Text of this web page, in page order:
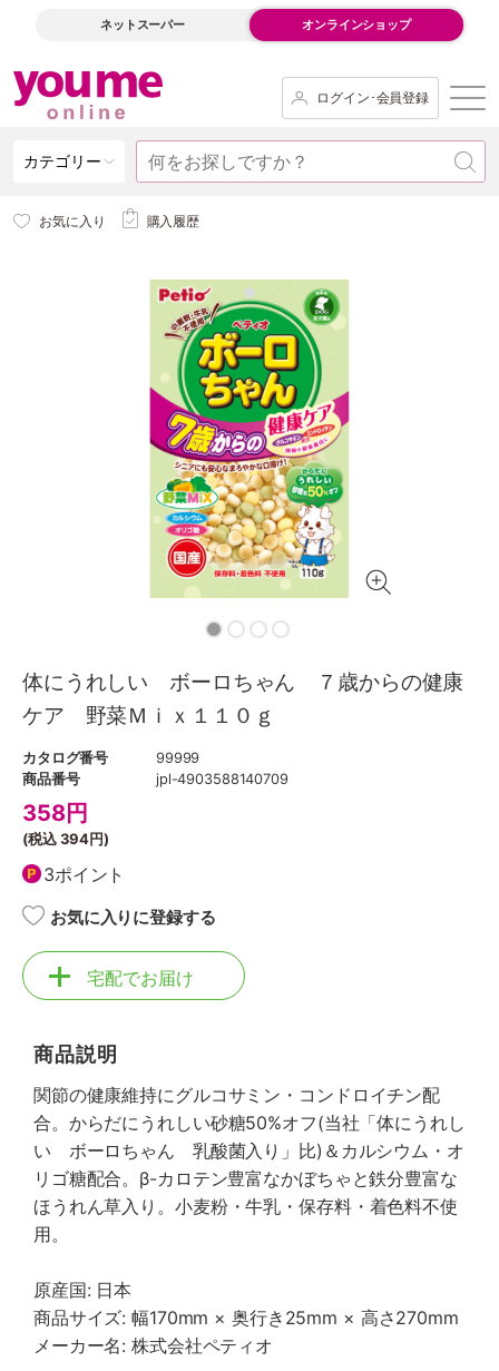
ネットスーパー オンラインショップ
ログイン･会員登録
カテゴリー
お気に入り 購入履歴
体にうれしい ボーロちゃん ７歳からの健康
ケア 野菜Ｍｉｘ１１０ｇ
カタログ番号
99999
商品番号
jpl-4903588140709
358円
(税込394円)
3ポイント
お気に入りに登録する
宅配でお届け
商品説明
関節の健康維持にグルコサミン・コンドロイチン配
合。からだにうれしい砂糖50%オフ(当社「体にうれし
い ボーロちゃん 乳酸菌入り」比)＆カルシウム・オ
リゴ糖配合。β-カロテン豊富なかぼちゃと鉄分豊富な
ほうれん草入り。小麦粉・牛乳・保存料・着色料不使
用。
原産国: 日本
商品サイズ: 幅170mm × 奥行き25mm × 高さ270mm
メーカー名: 株式会社ペティオ